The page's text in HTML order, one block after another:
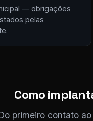
— obrigações
pelas
Como
primeiro contato